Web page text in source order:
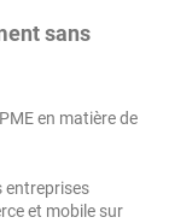
sans
en matière de
entreprises
et mobile sur